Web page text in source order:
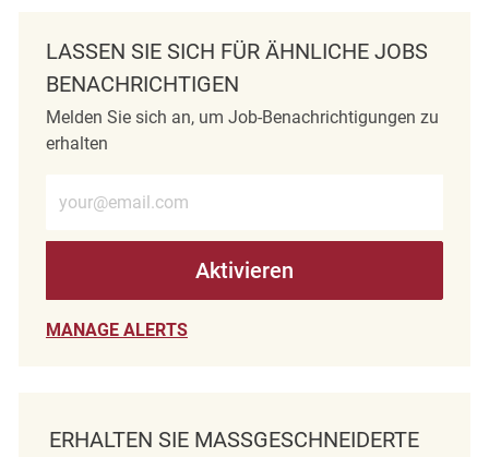
LASSEN SIE SICH FÜR ÄHNLICHE JOBS
BENACHRICHTIGEN
Melden Sie sich an, um Job-Benachrichtigungen zu
erhalten
Aktivieren
MANAGE ALERTS
ERHALTEN SIE MASSGESCHNEIDERTE J